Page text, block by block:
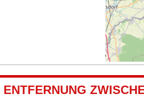
ENTFERNUNG